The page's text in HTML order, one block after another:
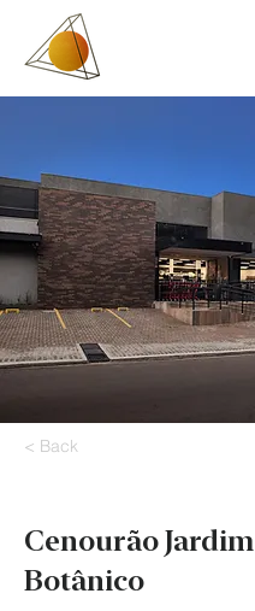
< Back
Cenourão Jardim
Botânico